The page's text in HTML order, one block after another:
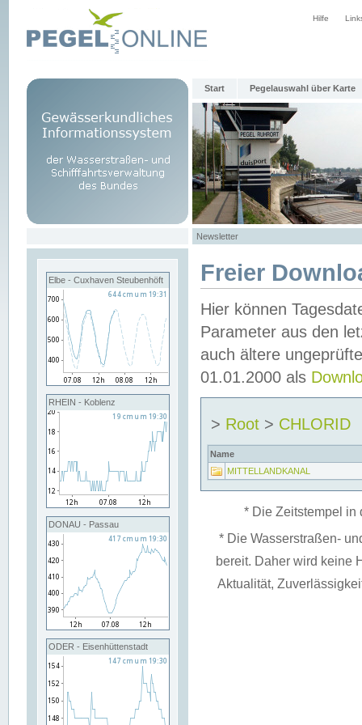
Hilfe
Start Pegelauswahl über Karte
Newsletter
Elbe - Cuxhaven Steubenhöft
RHEIN - Koblenz
DONAU - Passau
ODER - Eisenhüttenstadt
Freier
Hier können
Parameter aus den
auch ältere
01.01.2000 als
> Root > CHLORID
Name
MITTELLANDKANAL
* Die Zeitstempel in
* Die Wasserstraßen-
bereit. Daher wird keine
Aktualität,